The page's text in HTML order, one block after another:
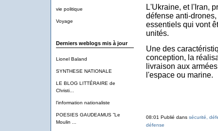
vie politique
Voyage
Derniers weblogs mis à jour
Lionel Baland
SYNTHESE NATIONALE
LE BLOG LITTÉRAIRE de
Christi...
l'information nationaliste
POESIES GAUDEAMUS ”Le
Moulin ...
L'Ukraine, et l'Iran,
défense anti-
essentiels qui vont
unités.
Une des
conception, la
livraison aux
l'espace ou marine.
08:01 Publié dans sécurité,
défense